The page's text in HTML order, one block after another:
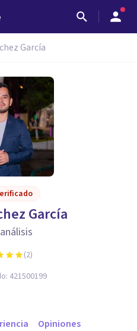
García
García
(2)
421500199
Opiniones